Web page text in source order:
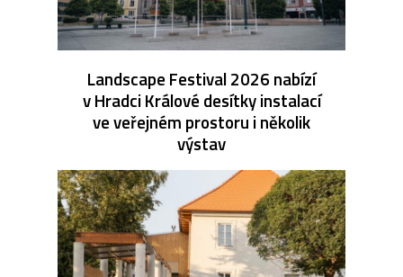
Landscape Festival 2026 nabízí
v Hradci Králové desítky instalací
ve veřejném prostoru i několik
výstav